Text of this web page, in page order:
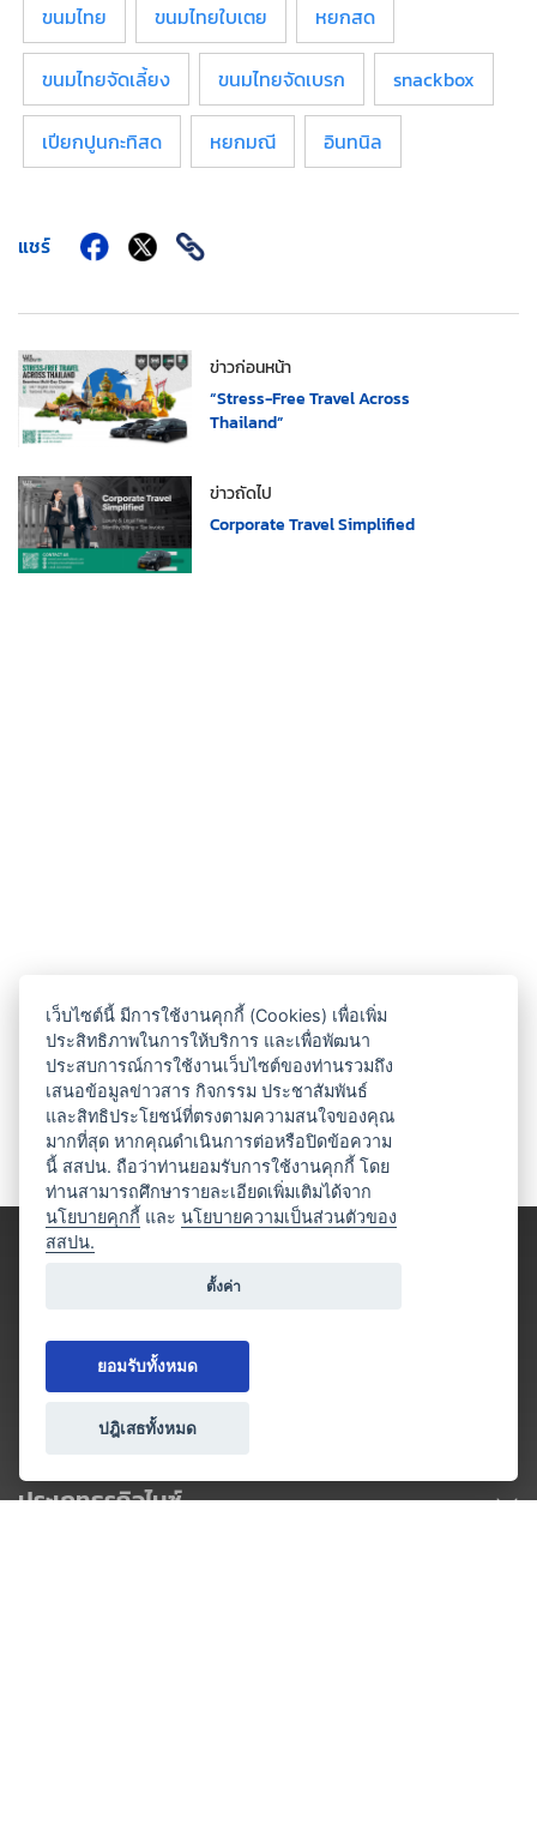
ขนมไทย
ขนมไทยใบเตย หยกสด
ขนมไทยจัดเลี้ยง ขนมไทยจัดเบรก snackbox
เปียกปูนกะทิสด หยกมณี อินทนิล
แชร์
ข่าวก่อนหน้า
“Stress-Free Travel Across
Thailand”
ข่าวถัดไป
Corporate Travel Simplified
ประเภทธุรกิจไมซ์
เว็บไซต์นี้ มีการใช้งานคุกกี้ (Cookies) เพื่อเพิ่ม
ประสิทธิภาพในการให้บริการ และเพื่อพัฒนา
ประสบการณ์การใช้งานเว็บไซต์ของท่านรวมถึง
เสนอข้อมูลข่าวสาร กิจกรรม ประชาสัมพันธ์
และสิทธิประโยชน์ที่ตรงตามความสนใจของคุณ
มากที่สุด หากคุณดำเนินการต่อหรือปิดข้อความ
นี้ สสปน. ถือว่าท่านยอมรับการใช้งานคุกกี้ โดย
ท่านสามารถศึกษารายละเอียดเพิ่มเติมได้จาก
นโยบายคุกกี้ และนโยบายความเป็นส่วนตัวของ
สสปน.
ตั้งค่า
ยอมรับทั้งหมด
ปฎิเสธทั้งหมด